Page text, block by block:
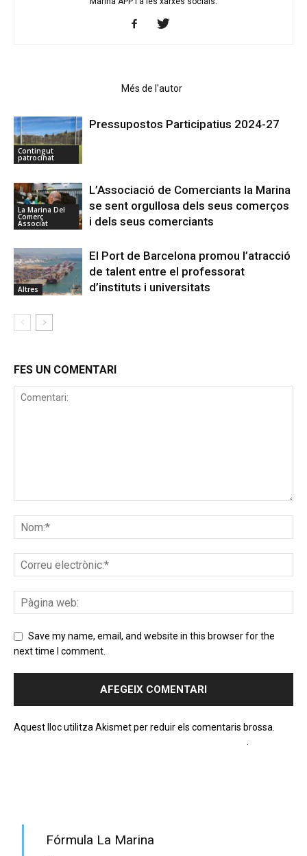
Més de l'autor
Contingut
patrocinat
Pressupostos Participatius 2024-27
La Marina Del
Comerç
Associat
L’Associació de Comerciants la Marina
se sent orgullosa dels seus comerços
i dels seus comerciants
Altres
El Port de Barcelona promou l’atracció
de talent entre el professorat
d’instituts i universitats
FES UN COMENTARI
Save my name, email, and website in this browser for the
next time I comment.
Aquest lloc utilitza Akismet per reduir els comentaris brossa.
Fórmula La Marina